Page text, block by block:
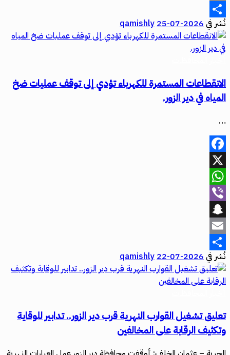
Email
Share
نُشر في2026-07-25
qamishly
الانقطاعات المستمرة للكهرباء تؤدي إلى توقف عمليات ضخ
المياه في دير الزور.
…
Facebook
X
WhatsApp
Viber
Snapchat
Email
Share
نُشر في 2026-07-22
qamishly
تعليق تشغيل القوارب النهرية قرب دير الزور.. تدابير للوقاية
وتكثيف الرقابة على المخالفين